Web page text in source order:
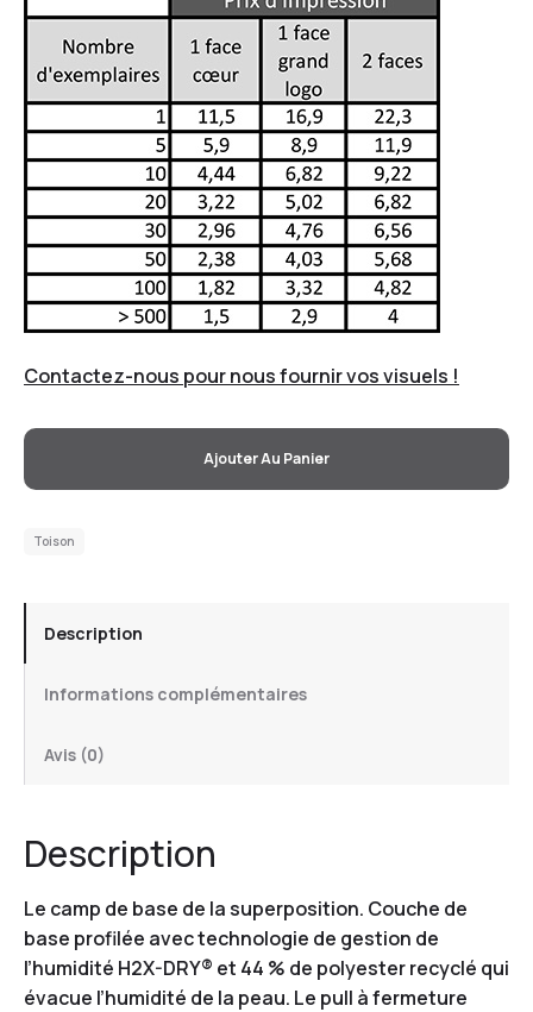
Contactez-nous pour nous fournir vos visuels !
Ajouter Au Panier
Toison
Description
Informations complémentaires
Avis (0)
Description
Le camp de base de la superposition. Couche de
base profilée avec technologie de gestion de
l’humidité H2X-DRY® et 44 % de polyester recyclé qui
évacue l’humidité de la peau. Le pull à fermeture